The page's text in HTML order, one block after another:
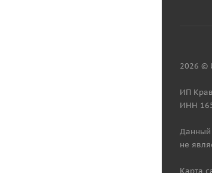
2026 ©
ИП
ИНН
Данный
не
Карта